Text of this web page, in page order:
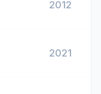
2012
2021